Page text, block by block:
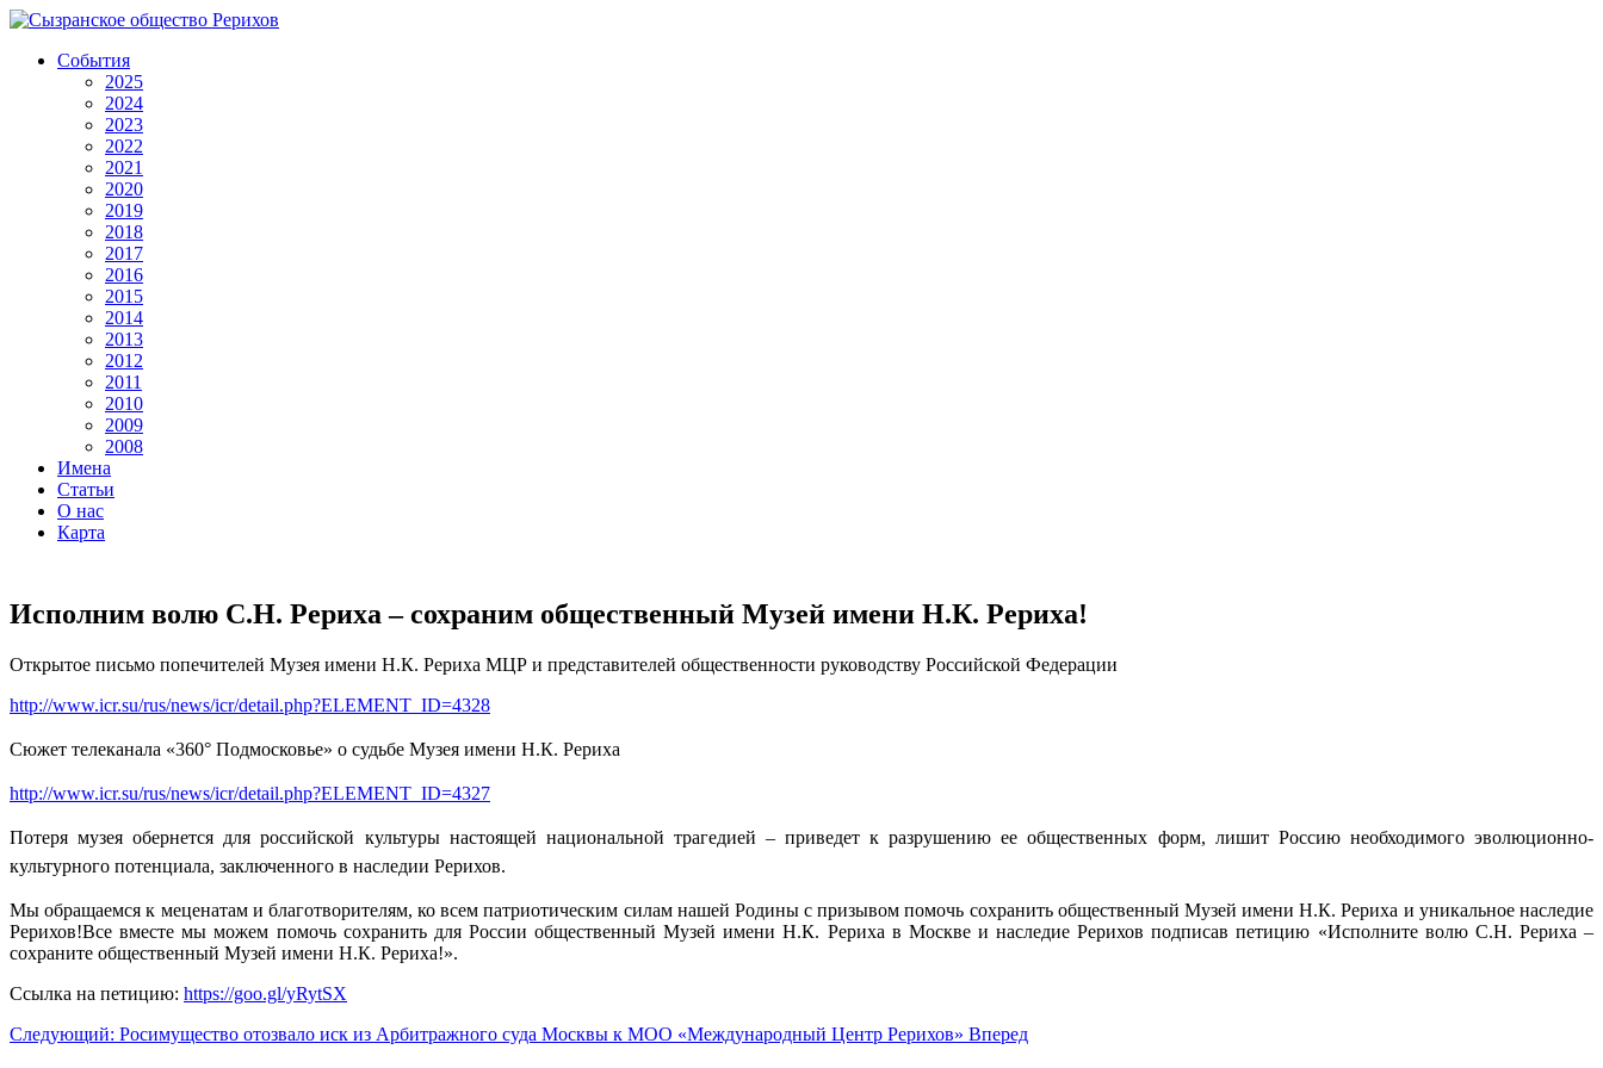
События
2025
2024
2023
2022
2021
2020
2019
2018
2017
2016
2015
2014
2013
2012
2011
2010
2009
2008
Имена
Статьи
О нас
Карта
Исполним волю С.Н. Рериха – сохраним общественный Музей имени Н.К. Рериха!
Открытое письмо попечителей Музея имени Н.К. Рериха МЦР и представителей общественности руководству Российской Федерации
http://www.icr.su/rus/news/icr/detail.php?ELEMENT_ID=4328
Сюжет телеканала «360° Подмосковье» о судьбе Музея имени Н.К. Рериха
http://www.icr.su/rus/news/icr/detail.php?ELEMENT_ID=4327
Потеря музея обернется для российской культуры настоящей национальной трагедией – приведет к разрушению ее общественных форм, лишит Россию необходимого эволюционно-
культурного потенциала, заключенного в наследии Рерихов.
Мы обращаемся к меценатам и благотворителям, ко всем патриотическим силам нашей Родины с призывом помочь сохранить общественный Музей имени Н.К. Рериха и уникальное наследие
Рерихов!Все вместе мы можем помочь сохранить для России общественный Музей имени Н.К. Рериха в Москве и наследие Рерихов подписав петицию «Исполните волю С.Н. Рериха –
сохраните общественный Музей имени Н.К. Рериха!».
Ссылка на петицию: https://goo.gl/yRytSX
Следующий: Росимуществo отозвало иск из Арбитражного суда Москвы к МОО «Международный Центр Рерихов» Вперед